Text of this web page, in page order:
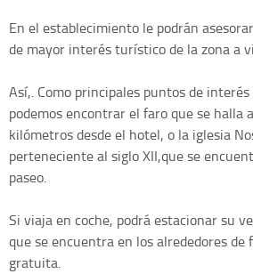
En el establecimiento le podrán
de mayor interés turístico de la zona a
Así,. Como principales puntos de
podemos encontrar el faro que se halla
kilómetros desde el hotel, o la iglesia
perteneciente al siglo XII,que se
paseo.
Si viaja en coche, podrá estacionar su
que se encuentra en los alrededores
gratuita.